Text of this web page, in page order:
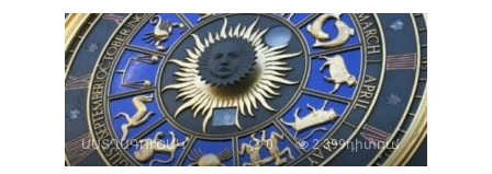
ԱՍՏՂԱԳՈՒՇԱԿ 0 2 399դիտում